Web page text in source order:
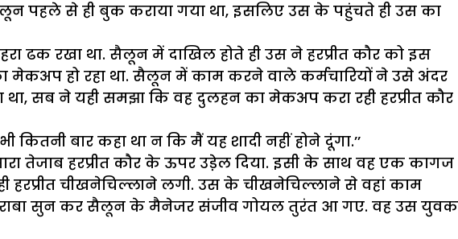
पहले से ही बुक कराया गया था, इसलिए उस के पहुंचते ही उस का
ढक रखा था. सैलून में दाखिल होते ही उस ने हरप्रीत कौर को इस
का मेकअप हो रहा था. सैलून में काम करने वाले कर्मचारियों ने उसे अंदर
सब ने यही समझा कि वह दुलहन का मेकअप करा रही हरप्रीत कौर
बार कहा था न कि मैं यह शादी नहीं होने दूंगा.’’
तेजाब हरप्रीत कौर के ऊपर उडे़ल दिया. इसी के साथ वह एक कागज
चीखनेचिल्लाने लगी. उस के चीखनेचिल्लाने से वहां काम
सुन कर सैलून के मैनेजर संजीव गोयल तुरंत आ गए. वह उस युवक